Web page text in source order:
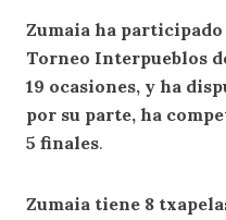
Zumaia ha
Torneo Interpueblos
19 ocasiones, y ha
por su parte, ha
5 finales.
Zumaia tiene 8